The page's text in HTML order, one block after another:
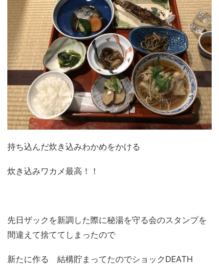
持ち込んだ炊き込みわかめをかける
炊き込みワカメ最高！！
先日ザックを新調した際に秘湯を守る会のスタンプを
間違えて捨ててしまったので
新たに作る 結構貯まってたのでショックDEATH